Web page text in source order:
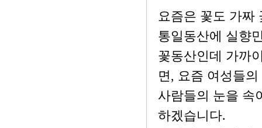
요즘은 꽃도 가짜
통일동산에 실향
꽃동산인데 가까
면, 요즘 여성들
사람들의 눈을 속
하겠습니다.